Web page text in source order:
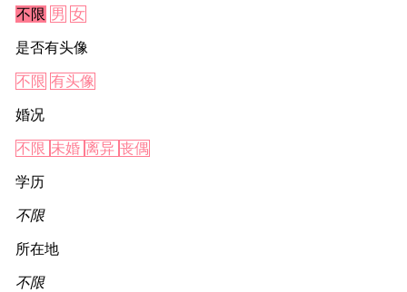
不限 男 女
是否有头像
不限 有头像
婚况
不限 未婚 离异 丧偶
学历
不限
所在地
不限